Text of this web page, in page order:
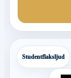
Studentflaksljud